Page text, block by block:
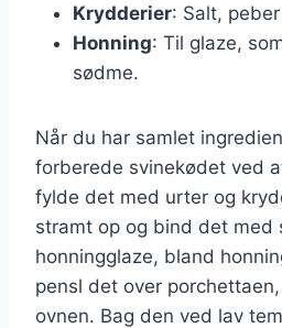
Krydderier: Salt,
Honning: Til glaze,
sødme.
Når du har samlet
forberede svinekødet ved
fylde det med urter og
stramt op og bind det med
honningglaze, bland
pensl det over
ovnen. Bag den ved lav